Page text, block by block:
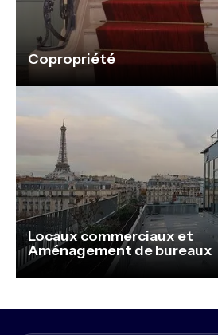
Copropriété
Locaux commerciaux et
Aménagement de bureaux